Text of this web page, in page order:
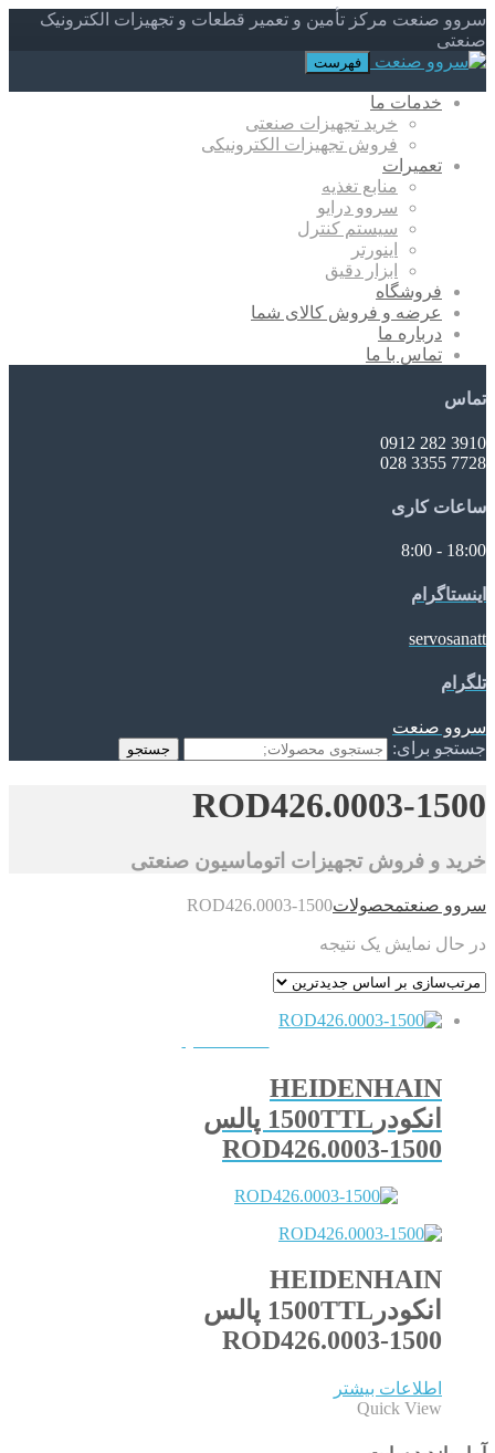
سروو صنعت مرکز تأمین و تعمیر قطعات و تجهیزات الکترونیک
صنعتی
فهرست
خدمات ما
خرید تجهیزات صنعتی
فروش تجهیزات الکترونیکی
تعمیرات
منابع تغذیه
سروو درایو
سیستم کنترل
اینورتر
ابزار دقیق
فروشگاه
عرضه و فروش کالای شما
درباره ما
تماس با ما
تماس
3910 282 0912
7728 3355 028
ساعات کاری
18:00 - 8:00
اینستاگرام
servosanatt
تلگرام
سروو صنعت
جستجو برای:
جستجو
ROD426.0003-1500
خرید و فروش تجهیزات اتوماسیون صنعتی
سروو صنعتمحصولاتROD426.0003-1500
در حال نمایش یک نتیجه
HEIDENHAIN
انکودر1500TTL پالس
ROD426.0003-1500
HEIDENHAIN
انکودر1500TTL پالس
ROD426.0003-1500
اطلاعات بیشتر
Quick View